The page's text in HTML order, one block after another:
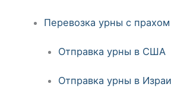
Перевозка урны с
Отправка урны в США
Отправка урны в